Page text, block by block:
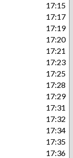
17:15
17:17
17:19
17:20
17:21
17:23
17:25
17:28
17:29
17:31
17:32
17:34
17:35
17:36